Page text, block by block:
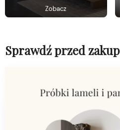
Zobacz
Sprawdź przed